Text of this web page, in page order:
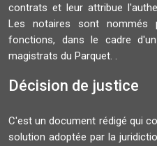
contrats et leur attribue
Les notaires sont nommés
fonctions, dans le cadre
magistrats du Parquet. .
Décision de justice
C'est un document rédigé qui
solution adoptée par la